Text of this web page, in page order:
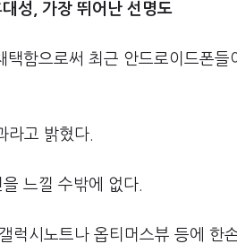
성, 가장 뛰어난 선명도
함으로써 최근 안드로이드폰
라고 밝혔다.
느낄 수밖에 없다.
럭시노트나 옵티머스뷰 등에 한